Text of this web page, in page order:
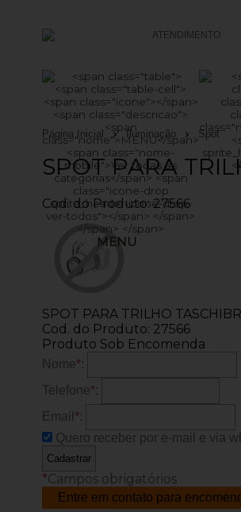
ATENDIMENTO
(47) 99761-
MENU
Página Inicial Iluminação Spot
SPOT PARA
Cod. do Produto: 27566
SPOT PARA TRILHO
Cod. do Produto: 27566
Produto Sob Encomenda
Nome*:
Telefone*:
Email *:
Quero receber por e-mail e via
*Campos obrigatórios
Entre em contato para